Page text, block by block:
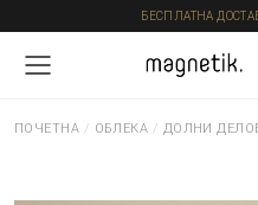
БЕСПЛАТНА
ПОЧЕТНА / ОБЛЕКА / ДОЛНИ